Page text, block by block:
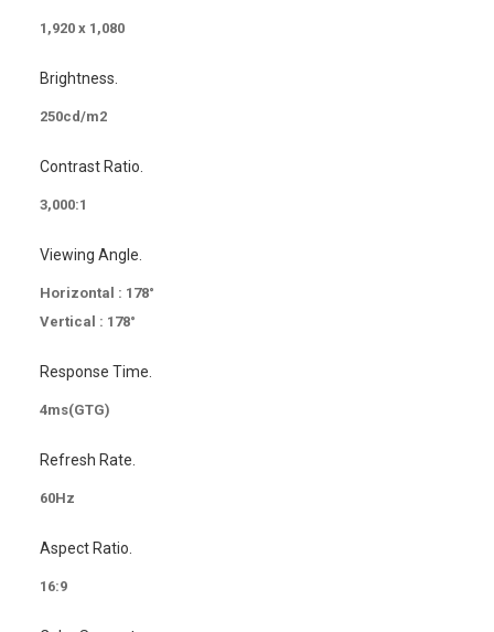
1,920 x 1,080
Brightness.
250cd/m2
Contrast Ratio.
3,000:1
Viewing Angle.
Horizontal : 178°
Vertical : 178°
Response Time.
4ms(GTG)
Refresh Rate.
60Hz
Aspect Ratio.
16:9